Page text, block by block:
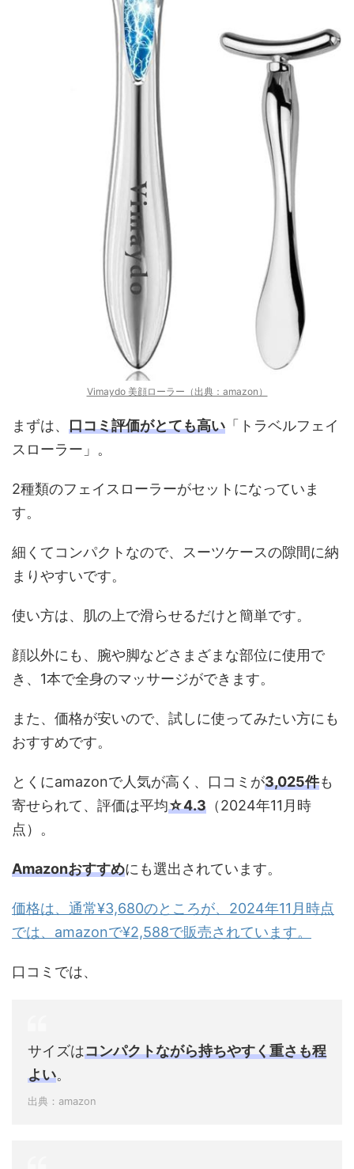
Vimaydo 美顔ローラー（出典：amazon）
まずは、 口コミ評価がとても高い 「トラベルフェイ
スローラー」。
2種類のフェイスローラーがセットになっていま
す。
細くてコンパクトなので、スーツケースの隙間に納
まりやすいです。
使い方は、肌の上で滑らせるだけと簡単です。
顔以外にも、腕や脚などさまざまな部位に使用で
き、1本で全身のマッサージができます。
また、価格が安いので、試しに使ってみたい方にも
おすすめです。
とくにamazonで人気が高く、口コミが3,025件も
寄せられて、評価は平均☆4.3 （2024年11月時
点）。
Amazonおすすめにも選出されています。
価格は、通常¥3,680のところが、2024年11月時点
では、amazonで¥2,588で販売されています。
口コミでは、
サイズはコンパクトながら持ちやすく重さも程
よい。
出典：amazon